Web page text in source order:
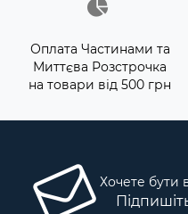
Оплата Частинами та
Миттєва Розстрочка
на товари від 500 грн
Хочете бути